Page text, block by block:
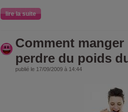
lire la suite
Comment
perdre du poids
publié le 17/09/2009 à 14:44